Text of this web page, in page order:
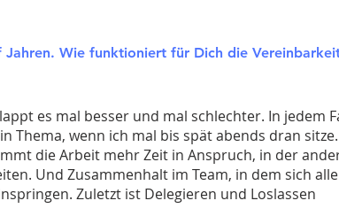
Wie funktioniert für Dich die
es mal besser und mal schlechter. In jedem
Thema, wenn ich mal bis spät abends dran sitze.
die Arbeit mehr Zeit in Anspruch, in der
Und Zusammenhalt im Team, in dem sich alle
Zuletzt ist Delegieren und Loslassen